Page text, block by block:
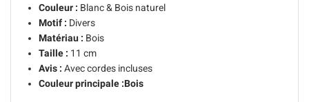
Couleur : Blanc & Bois naturel
Motif : Divers
Matériau : Bois
Taille : 11 cm
Avis : Avec cordes incluses
Couleur principale :Bois